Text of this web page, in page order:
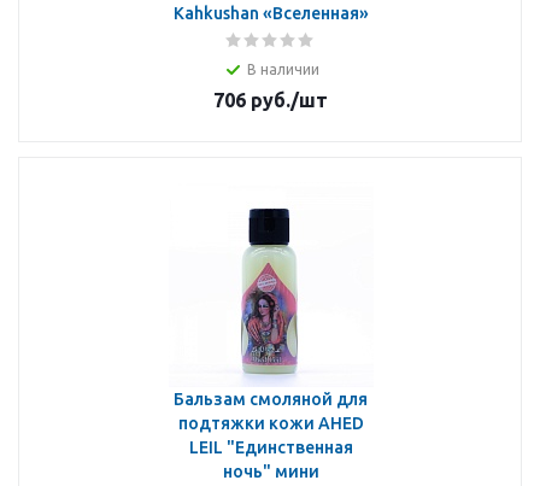
Kahkushan «Вселенная»
В наличии
706 руб./шт
Бальзам смоляной для
подтяжки кожи AHED
LEIL "Единственная
ночь" мини